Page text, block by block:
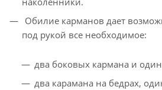
Обилие карманов дает
под рукой все необходимое:
два боковых кармана и
два карамана на бедрах,